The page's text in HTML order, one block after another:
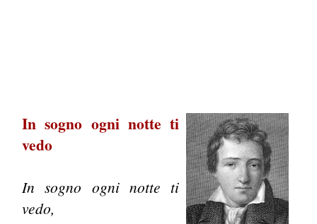
In sogno ogni notte ti
vedo
In sogno ogni notte ti
vedo,